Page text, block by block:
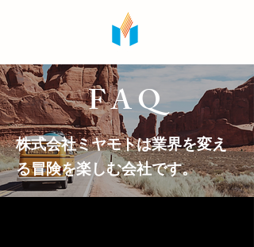
​FAQ
​株式会社ミヤモトは業界を変え
る冒険を楽しむ会社です。